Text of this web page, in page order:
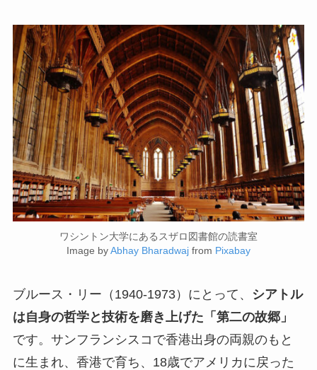
ワシントン大学にあるスザロ図書館の読書室
Image byAbhay Bharadwaj from Pixabay
ブルース・リー（1940-1973）にとって、
シアトル
は自身の哲学と技術を磨き上げた「第二の故郷」
です。サンフランシスコで香港出身の両親のもと
に生まれ、香港で育ち、18歳でアメリカに戻った